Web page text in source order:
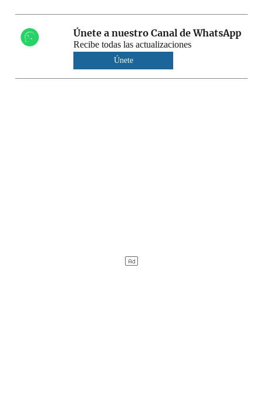
Únete a nuestro Canal de WhatsApp
Recibe todas las actualizaciones
Únete